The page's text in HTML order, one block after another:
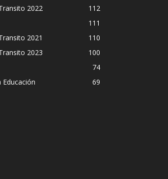
2022
112
111
2021
110
2023
100
74
Educación
69